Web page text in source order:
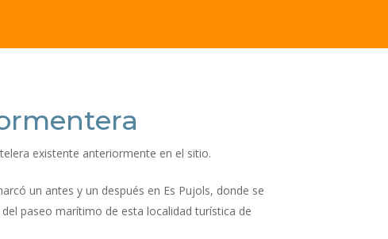
existente anteriormente en el sitio.
un antes y un después en Es Pujols, donde se
paseo marítimo de esta localidad turística de